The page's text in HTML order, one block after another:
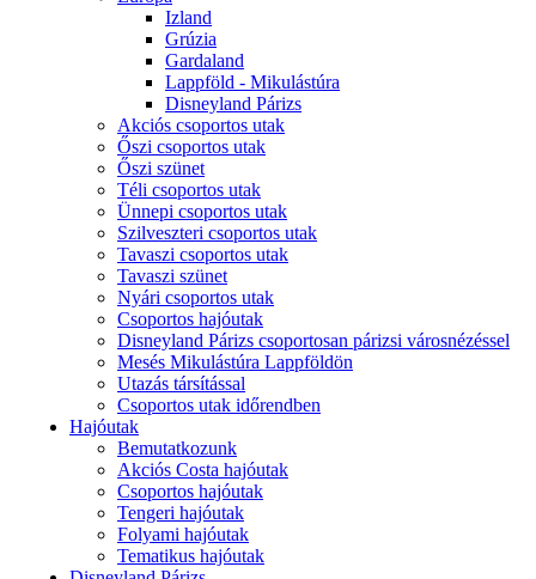
Izland
Grúzia
Gardaland
Lappföld - Mikulástúra
Disneyland Párizs
Akciós csoportos utak
Őszi csoportos utak
Őszi szünet
Téli csoportos utak
Ünnepi csoportos utak
Szilveszteri csoportos utak
Tavaszi csoportos utak
Tavaszi szünet
Nyári csoportos utak
Csoportos hajóutak
Disneyland Párizs csoportosan párizsi városnézéssel
Mesés Mikulástúra Lappföldön
Utazás társítással
Csoportos utak időrendben
Hajóutak
Bemutatkozunk
Akciós Costa hajóutak
Csoportos hajóutak
Tengeri hajóutak
Folyami hajóutak
Tematikus hajóutak